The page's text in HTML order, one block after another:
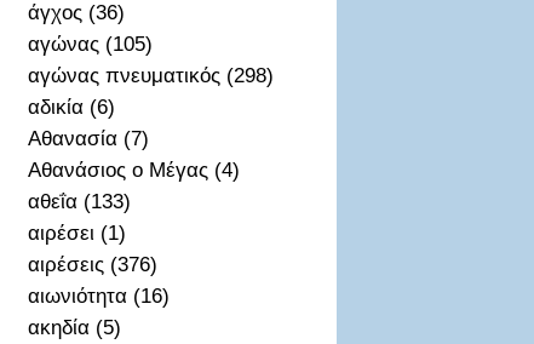
άγχος (36)
αγώνας (105)
αγώνας πνευματικός (298)
αδικία (6)
Αθανασία (7)
Αθανάσιος ο Μέγας (4)
αθεΐα (133)
αιρέσει (1)
αιρέσεις (376)
αιωνιότητα (16)
ακηδία (5)